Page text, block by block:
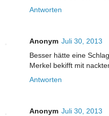
Antworten
Anonym Juli 30, 2013
Besser hätte eine
Merkel bekifft mit
Antworten
Anonym Juli 30, 2013